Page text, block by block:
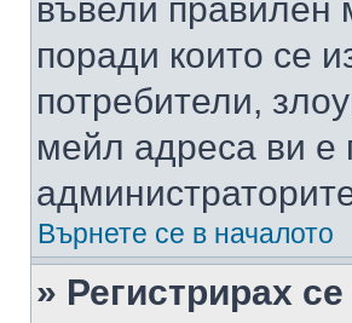
въвели правилен
поради които се
потребители,
мейл адреса ви е
Върнете се в началото
» Регистрирах